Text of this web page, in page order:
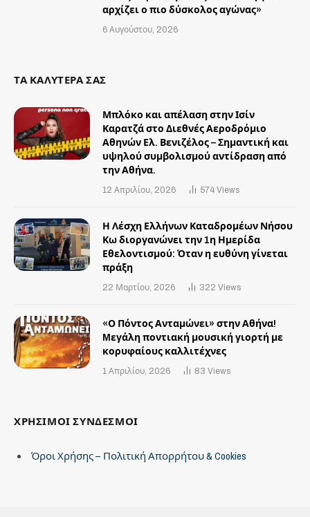
αρχίζει ο πιο δύσκολος αγώνας»
6 Αυγούστου, 2026
ΤΑ ΚΑΛΥΤΕΡΑ ΣΑΣ
Μπλόκο και απέλαση στην Ισίν
Καρατζά στο Διεθνές Αεροδρόμιο
Αθηνών Ελ. Βενιζέλος – Σημαντική και
υψηλού συμβολισμού αντίδραση από
την Αθήνα.
12 Απριλίου, 2026 574 Views
Η Λέσχη Ελλήνων Καταδρομέων Νήσου
Κω διοργανώνει την 1η Ημερίδα
Εθελοντισμού: Όταν η ευθύνη γίνεται
πράξη
22 Μαρτίου, 2026 322 Views
«Ο Πόντος Ανταμώνει» στην Αθήνα!
Mεγάλη ποντιακή μουσική γιορτή με
κορυφαίους καλλιτέχνες
1 Απριλίου, 2026 83 Views
ΧΡΗΣΙΜΟΙ ΣΥΝΔΕΣΜΟΙ
Όροι Χρήσης – Πολιτική Απορρήτου & Cookies